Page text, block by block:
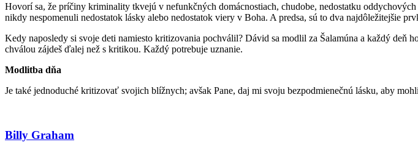
Hovorí sa, že príčiny kriminality tkvejú v nefunkčných domácnostiach, chudobe, nedostatku
nikdy nespomenuli nedostatok lásky alebo nedostatok viery v Boha. A predsa, sú to dva najdôležitejšie
Kedy naposledy si svoje deti namiesto kritizovania pochválil? Dávid sa modlil za Šalamúna a každý
chválou zájdeš ďalej než s kritikou. Každý potrebuje uznanie.
Modlitba dňa
Je také jednoduché kritizovať svojich blížnych; avšak Pane, daj mi svoju bezpodmienečnú lásku, aby
Billy Graham